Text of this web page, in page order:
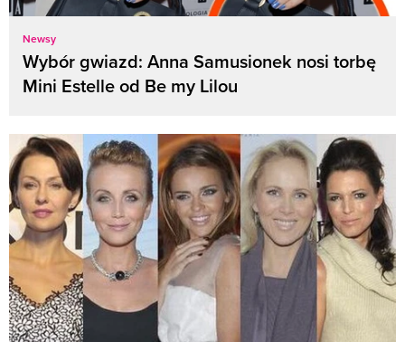
Newsy
Wybór gwiazd: Anna Samusionek nosi torbę
Mini Estelle od Be my Lilou